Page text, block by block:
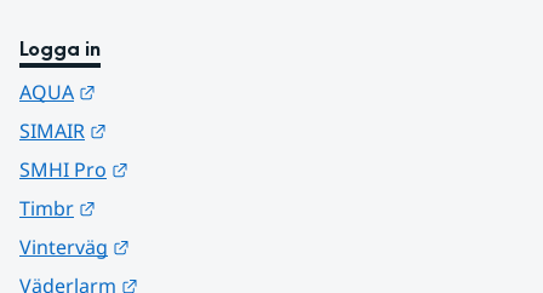
Logga in
AQUA
SIMAIR
SMHI Pro
Timbr
Vinterväg
Väderlarm